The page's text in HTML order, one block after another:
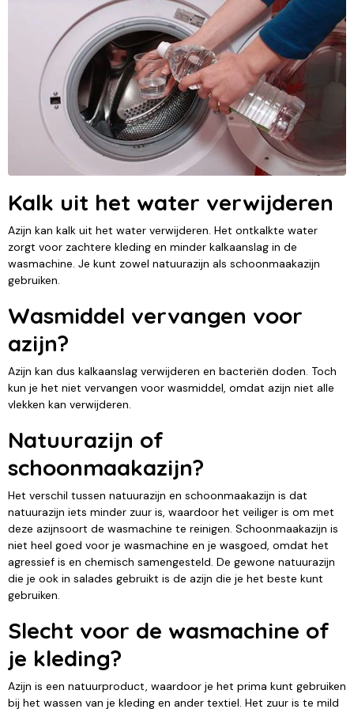
Kalk uit het water verwijderen
Azijn kan kalk uit het water verwijderen. Het ontkalkte water
zorgt voor zachtere kleding en minder kalkaanslag in de
wasmachine. Je kunt zowel natuurazijn als schoonmaakazijn
gebruiken.
Wasmiddel vervangen voor
azijn?
Azijn kan dus kalkaanslag verwijderen en bacteriën doden. Toch
kun je het niet vervangen voor wasmiddel, omdat azijn niet alle
vlekken kan verwijderen.
Natuurazijn of
schoonmaakazijn?
Het verschil tussen natuurazijn en schoonmaakazijn is dat
natuurazijn iets minder zuur is, waardoor het veiliger is om met
deze azijnsoort de wasmachine te reinigen. Schoonmaakazijn is
niet heel goed voor je wasmachine en je wasgoed, omdat het
agressief is en chemisch samengesteld. De gewone natuurazijn
die je ook in salades gebruikt is de azijn die je het beste kunt
gebruiken.
Slecht voor de wasmachine of
je kleding?
Azijn is een natuurproduct, waardoor je het prima kunt gebruiken
bij het wassen van je kleding en ander textiel. Het zuur is te mild